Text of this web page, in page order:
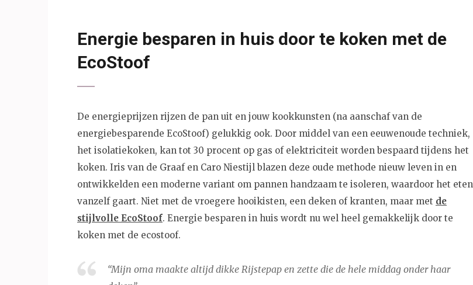
Energie besparen in huis door te koken met de
EcoStoof
De energieprijzen rijzen de pan uit en jouw kookkunsten (na aanschaf van de
energiebesparende EcoStoof) gelukkig ook. Door middel van een eeuwenoude techniek,
het isolatiekoken, kan tot 30 procent op gas of elektriciteit worden bespaard tijdens het
koken. Iris van de Graaf en Caro Niestijl blazen deze oude methode nieuw leven in en
ontwikkelden een moderne variant om pannen handzaam te isoleren, waardoor het eten
vanzelf gaart. Niet met de vroegere hooikisten, een deken of kranten, maar met de
stijlvolle EcoStoof. Energie besparen in huis wordt nu wel heel gemakkelijk door te
koken met de ecostoof.
“Mijn oma maakte altijd dikke Rijstepap en zette die de hele middag onder haar